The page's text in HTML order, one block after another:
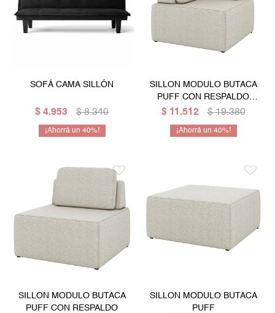
SOFÁ CAMA SILLÓN
$ 4.953 $ 8.340
40
SILLON MODULO BUTACA
PUFF CON RESPALDO
ESQUINERO
$ 11.512 $ 19.380
40
SILLON MODULO BUTACA
PUFF CON RESPALDO
SILLON MODULO BUTACA
PUFF